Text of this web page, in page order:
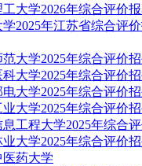
大学2026年综合评价
2025年江苏省综合评
大学2025年综合评价
大学2025年综合评价
大学2025年综合评价
大学2025年综合评价
工程大学2025年综合
大学2025年综合评价
药大学